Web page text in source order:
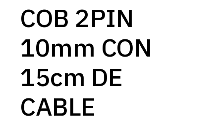
COB 2PIN
10mm CON
15cm DE
CABLE